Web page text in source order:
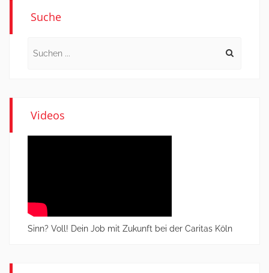
Suche
Videos
Sinn? Voll! Dein Job mit Zukunft bei der Caritas Köln